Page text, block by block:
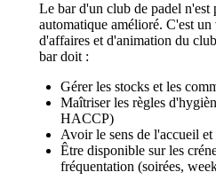
Le bar d'un club de padel n'est
automatique amélioré. C'est
d'affaires et d'animation du
bar doit :
Gérer les stocks et les
Maîtriser les règles
HACCP)
Avoir le sens de l'accueil
Être disponible sur les
fréquentation (soirées,